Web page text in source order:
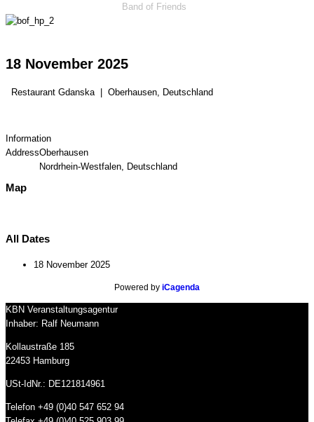
Band of Friends
18 November 2025
Restaurant Gdanska Oberhausen, Deutschland
Information
AddressOberhausen
Nordrhein-Westfalen, Deutschland
Map
All Dates
18 November 2025
Powered by iCagenda
KBN Veranstaltungsagentur
Inhaber: Ralf Neumann
Kollaustraße 185
22453 Hamburg
USt-IdNr.: DE121814961
Telefon +49 (0)40 547 652 94